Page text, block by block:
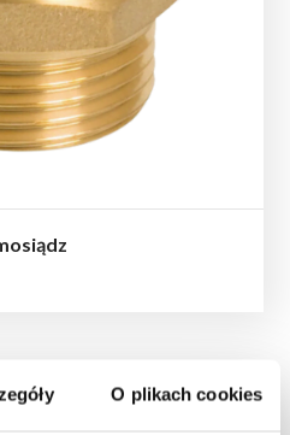
O plikach cookies